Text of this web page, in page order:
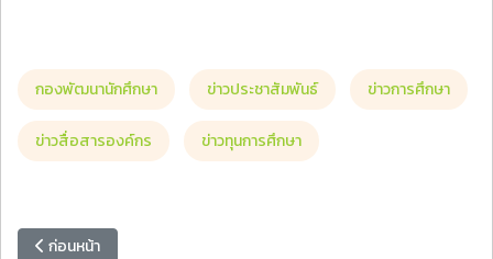
กองพัฒนานักศึกษา ข่าวประชาสัมพันธ์ ข่าวการศึกษา
ข่าวสื่อสารองค์กร ข่าวทุนการศึกษา
เนื้อหาก่อนหน้า: กองพัฒนานักศึกษา มหาวิทยาลัยราชภัฏหมู่บ้านจอมบึง
ก่อนหน้า